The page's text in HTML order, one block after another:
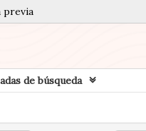
previa
de búsqueda